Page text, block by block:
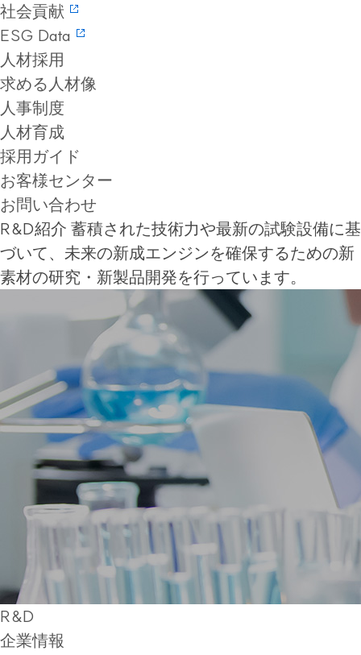
社会貢献
ESG Data
人材採用
求める人材像
人事制度
人材育成
採用ガイド
お客様センター
お問い合わせ
R&D紹介 蓄積された技術力や最新の試験設備に基
づいて、未来の新成エンジンを確保するための新
素材の研究・新製品開発を行っています。
R&D
企業情報